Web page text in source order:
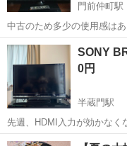
門前仲町駅
中古のため多少の使用感は
ご理解のある方で、引き取
東京 千代田区
0円
半蔵門駅
先週、HDMI入力が効かなくなり、出
ます。 当時のハイスペック機種なので、台のスピーカーも駆使すれ
東京 千代田区 半蔵